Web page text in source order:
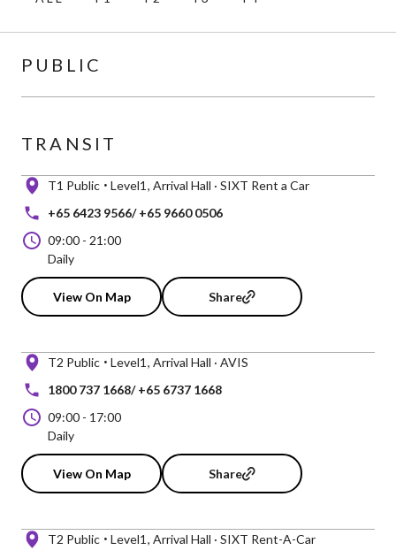
PUBLIC
TRANSIT
T1 Public Level1 Arrival Hall · SIXT Rent a Car
+65 6423 9566/ +65 9660 0506
09:00 - 21:00
Daily
View On Map Share
T2 Public Level1 Arrival Hall · AVIS
1800 737 1668/ +65 6737 1668
09:00 - 17:00
Daily
View On Map Share
T2 Public Level1 Arrival Hall · SIXT Rent-A-Car